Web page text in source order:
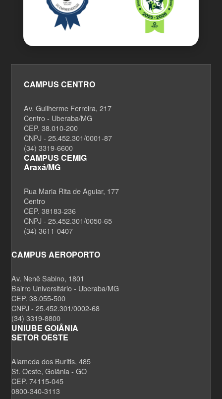
CAMPUS CENTRO
Av. Guilherme Ferreira, 217
Centro - Uberaba/MG
CEP. 38.010-200
CNPJ - 25.452.301/0001-87
(34) 3319-6600
CAMPUS CEMIG
Araxá/MG
Rua Maria Rita de Aguiar, 177
Centro
CEP. 38183-236
CNPJ - 25.452.301/0050-65
(34) 3611-0407
CAMPUS AEROPORTO
Av. Nenê Sabino, 1801
Bairro Universitário - Uberaba/MG
CEP. 38.055-500
CNPJ - 25.452.301/0002-68
(34) 3319-8800
UNIUBE GOIÂNIA
SETOR OESTE
Alameda dos Buritis, 485
St. Oeste, Goiânia - GO
CEP. 74115-045
0800-340-3113